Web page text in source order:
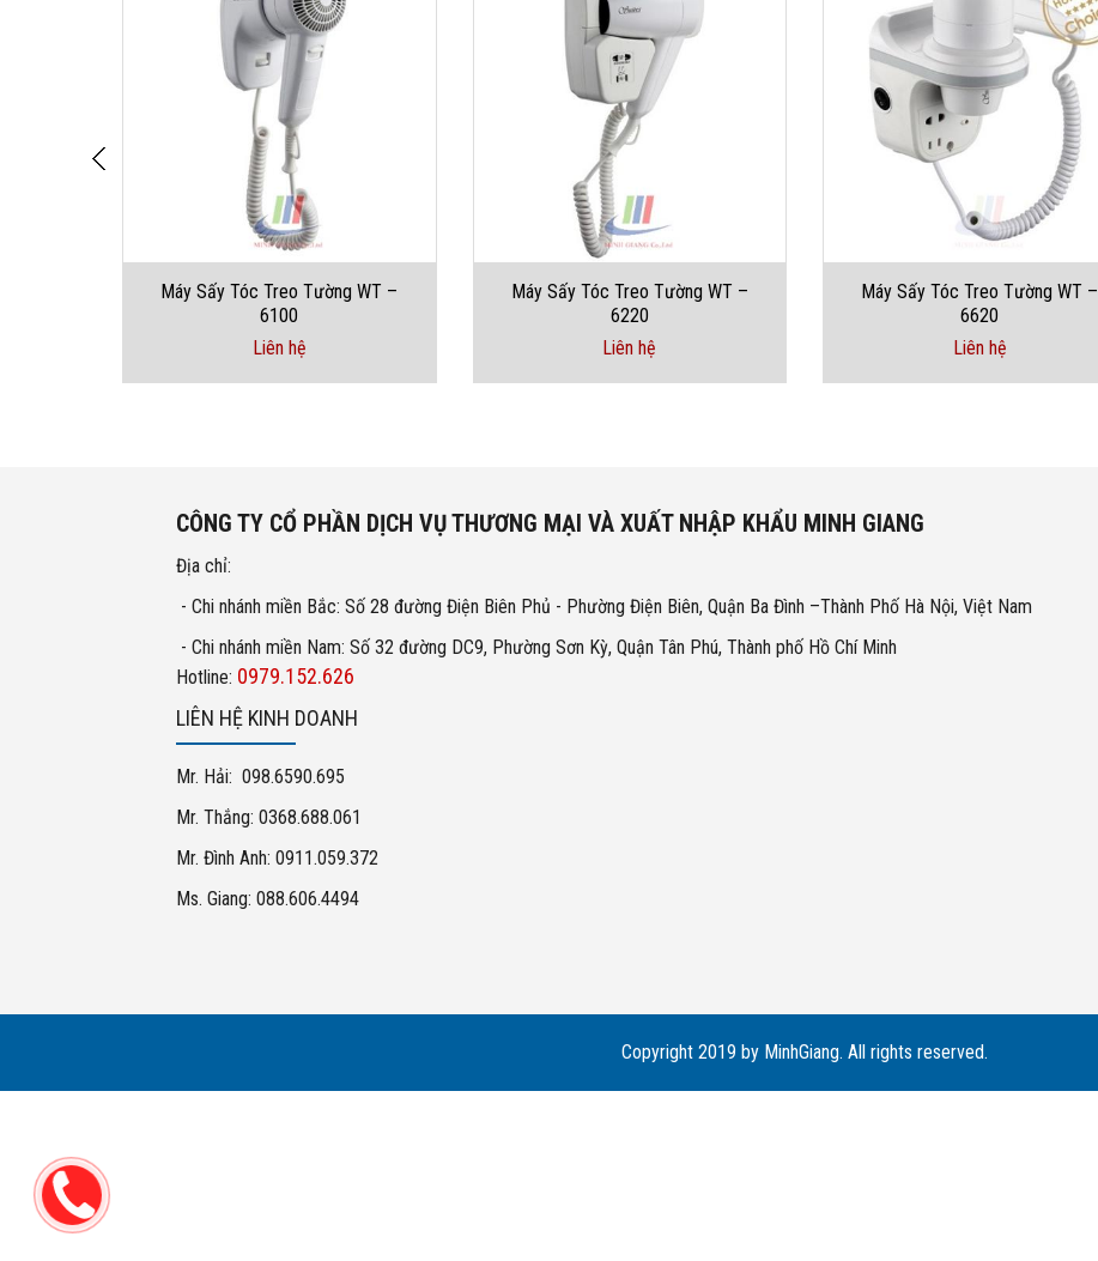
Máy Sấy Tóc Treo Tường WT –
6100
Liên hệ
Máy Sấy Tóc Treo Tường WT –
6220
Liên hệ
Máy Sấy Tóc Treo Tường WT –
6620
Liên hệ
CÔNG TY CỔ PHẦN DỊCH VỤ THƯƠNG MẠI VÀ XUẤT NHẬP KHẨU MINH GIANG
Địa chỉ:
- Chi nhánh miền Bắc: Số 28 đường Điện Biên Phủ - Phường Điện Biên, Quận Ba Đình –Thành Phố Hà Nội, Việt Nam
- Chi nhánh miền Nam: Số 32 đường DC9, Phường Sơn Kỳ, Quận Tân Phú, Thành phố Hồ Chí Minh
Hotline: 0979.152.626
LIÊN HỆ KINH DOANH
Mr. Hải: 098.6590.695
Mr. Thắng: 0368.688.061
Mr. Đình Anh: 0911.059.372
Ms. Giang: 088.606.4494
Copyright 2019 by MinhGiang. All rights reserved.